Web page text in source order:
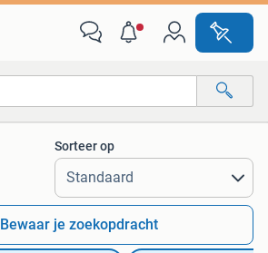
Alle afstanden…
Sorteer op
Bewaar je zoekopdracht